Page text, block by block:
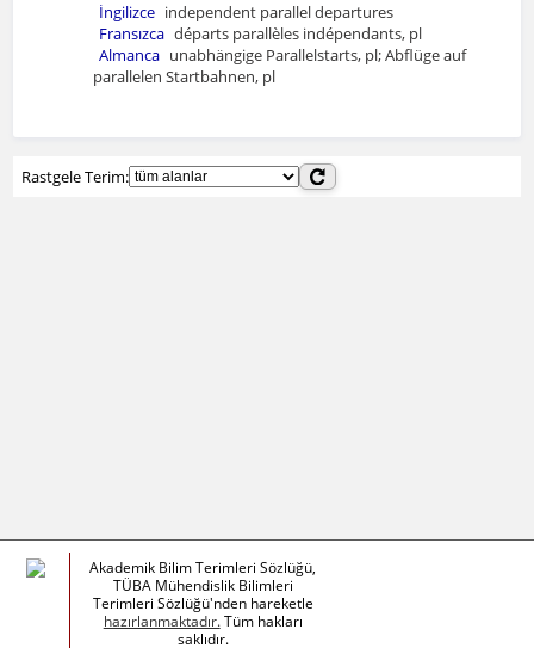
İngilizce independent parallel departures
Fransızca départs parallèles indépendants, pl
Almanca unabhängige Parallelstarts, pl; Abflüge auf
parallelen Startbahnen, pl
Rastgele Terim:
Akademik Bilim Terimleri Sözlüğü,
TÜBA Mühendislik Bilimleri
Terimleri Sözlüğü'nden hareketle
hazırlanmaktadır.Tüm hakları
saklıdır.